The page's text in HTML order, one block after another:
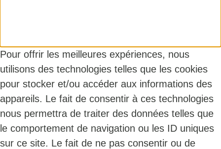
Pour offrir les meilleures expériences, nous
utilisons des technologies telles que les cookies
pour stocker et/ou accéder aux informations des
appareils. Le fait de consentir à ces technologies
nous permettra de traiter des données telles que
le comportement de navigation ou les ID uniques
sur ce site. Le fait de ne pas consentir ou de